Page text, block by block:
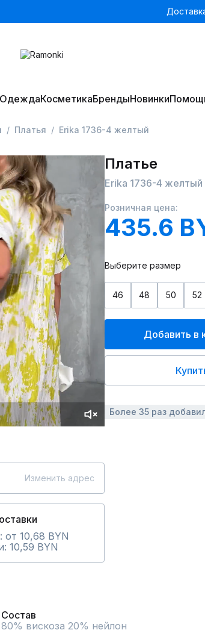
ОдеждаКосметикаБрендыНовинки
Платья Erika 1736-4 желтый
Изменить адрес
10,68 BYN
10,59 BYN
Платье
Erika 1736-4 желтый
Розничная цена:
435.6
Выберите размер
46 48 50 52
Добавить в
Более 35 раз
Состав